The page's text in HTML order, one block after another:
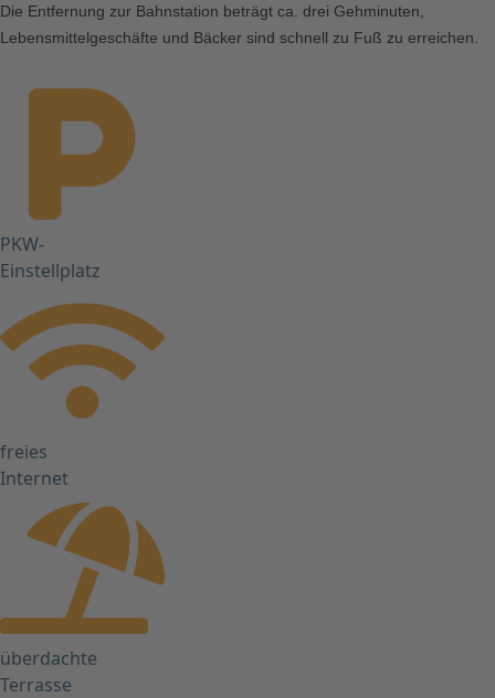
Die Entfernung zur Bahnstation beträgt ca. drei Gehminuten,
Lebensmittelgeschäfte und Bäcker sind schnell zu Fuß zu erreichen.
PKW-
Einstellplatz
freies
Internet
überdachte
Terrasse